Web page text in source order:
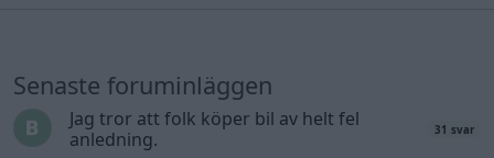
Senaste foruminläggen
Jag tror att folk köper bil av helt fel
anledning.
31 svar